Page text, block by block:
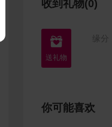
收到礼物(0)
 缘
你可能喜欢